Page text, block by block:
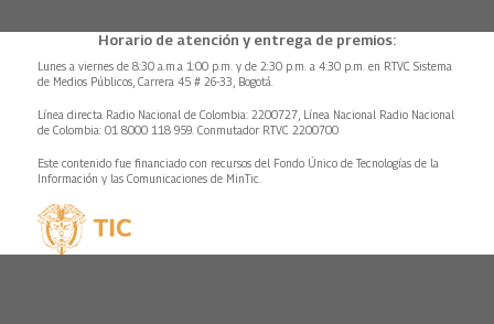
Horario de atención y entrega de premios:
Lunes a viernes de 8:30 a.m.a 1:00 p.m. y de 2:30 p.m. a 4:30 p.m. en RTVC Sistema
de Medios Públicos, Carrera 45 # 26-33, Bogotá.
Línea directa Radio Nacional de Colombia: 2200727, Línea Nacional Radio Nacional
de Colombia: 01 8000 118 959. Conmutador RTVC 2200700
Este contenido fue financiado con recursos del Fondo Único de Tecnologías de la
Información y las Comunicaciones de MinTic.